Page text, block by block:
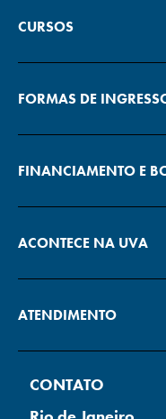
CURSOS
FORMAS DE
FINANCIAMENTO E
ACONTECE NA UVA
ATENDIMENTO
CONTATO